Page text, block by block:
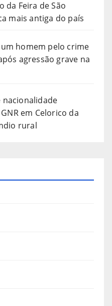
da Feira de São
mais antiga do país
um homem pelo crime
agressão grave na
nacionalidade
em Celorico da
rural